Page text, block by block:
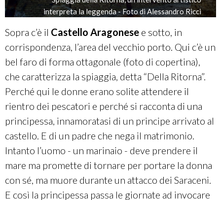
interpreta la leggenda - Foto di Alessandro Ricci
Sopra c’è il Castello Aragonese e sotto, in
corrispondenza, l’area del vecchio porto. Qui c’è un
bel faro di forma ottagonale (foto di copertina),
che caratterizza la spiaggia, detta “Della Ritorna”.
Perché qui le donne erano solite attendere il
rientro dei pescatori e perché si racconta di una
principessa, innamoratasi di un principe arrivato al
castello. E di un padre che nega il matrimonio.
Intanto l’uomo - un marinaio - deve prendere il
mare ma promette di tornare per portare la donna
con sé, ma muore durante un attacco dei Saraceni.
E così la principessa passa le giornate ad invocare